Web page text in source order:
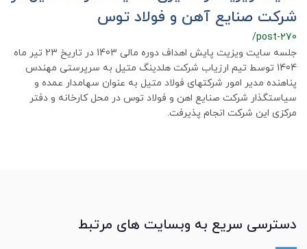
شرکت صنایع آهن و فولاد توس
/post-270
جلسه سایت ویزیت پایش اهداف دوره مالی 1403 در تاریخ 23 تیر ماه
1404 توسط تیم ارزیاب شرکت هلدینگ متیل به سرپرستی مهندس
پناهنده مدیر امور شرکتهای فولاد متیل به عنوان سهامدار عمده و
سیاستگذار شرکت صنایع اهن و فولاد توس در محل کارخانه و دفتر
مرکزی این شرکت انجام پذیرفت.
دسترسی سریع به وبسایت های مرتبط